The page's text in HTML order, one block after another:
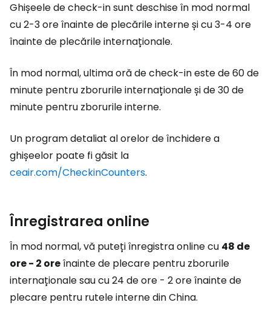
Ghișeele de check-in sunt deschise în mod normal
cu 2-3 ore înainte de plecările interne și cu 3-4 ore
înainte de plecările internaționale.
În mod normal, ultima oră de check-in este de 60 de
minute pentru zborurile internaționale și de 30 de
minute pentru zborurile interne.
Un program detaliat al orelor de închidere a
ghișeelor poate fi găsit la
ceair.com/CheckinCounters.
Înregistrarea online
În mod normal, vă puteți înregistra online cu 48 de
ore - 2 oreînainte de plecare pentru zborurile
internaționale sau cu 24 de ore - 2 ore înainte de
plecare pentru rutele interne din China.